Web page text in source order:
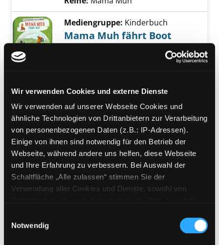
Wir verwenden Cookies und externe Dienste
Wir verwenden auf unserer Webseite Cookies und
ähnliche Technologien von Drittanbietern zur Verarbeitung
von personenbezogenen Daten (z.B.: IP-Adressen).
Einige von ihnen sind notwendig für den Betrieb der
Webseite, während andere uns helfen, diese Webseite
und Ihre Erfahrung zu verbessern. Bei Auswahl der
Schaltfläche „Alle zulassen“ stimmen Sie der
Verwendung aller Cookies und Dienste, sowohl von
Cookies von Drittanbietern, eine Verarbeitung in
unsicheren Drittländern (Länder außerhalb des EWR
Notwendig
Exemplar-Details von Mama Muh fährt Boot
Mediengruppe: Kinderbuch
Mama Muh fährt Boot
Suche nach diesem Verfasser
Exemplar-Details von Wickie und die Stadt
Mediengruppe:Kinderbuch
Wickie und die Stadt der
Könige
Verfasser:Jonsson, RunerSuche nach
Jahr: 2011
Verlag:Hamburg, Ellermann
Mediengruppe:Kinderbuch
Wickie der Wikinger